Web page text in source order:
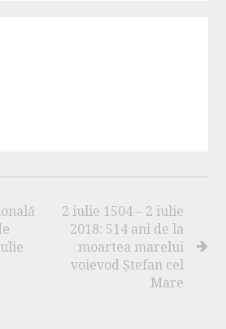
2 iulie 1504 – 2 iulie
2018: 514 ani de la
moartea marelui
voievod Ștefan cel
Mare